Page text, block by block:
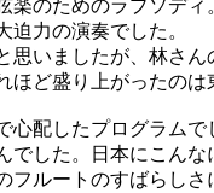
のためのラプソディ
迫力の演奏でした。
いましたが、林さん
ほど盛り上がったの
配したプログラムで
でした。日本にこん
ルートのすばらしさ